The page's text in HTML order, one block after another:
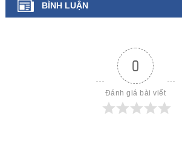
BÌNH LUẬN
0
Đánh giá bài viết